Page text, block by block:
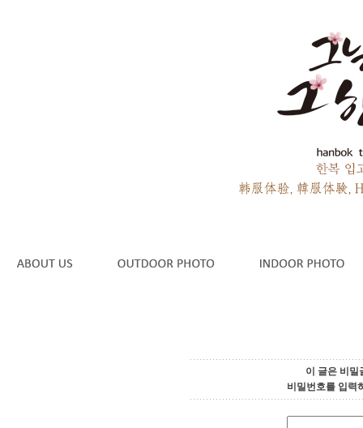
이 글은 비밀
비밀번호를 입력